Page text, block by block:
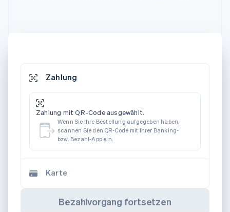
Zahlung
Zahlung mit QR-Code ausgewählt.
Wenn Sie Ihre Bestellung aufgegeben haben,
scannen Sie den QR-Code mit Ihrer Banking-
bzw. Bezahl-App ein.
Karte
Bezahlvorgang fortsetzen